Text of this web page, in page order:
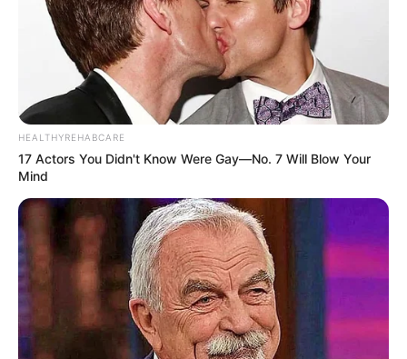
HEALTHYREHABCARE
17 Actors You Didn't Know Were Gay—No. 7 Will Blow Your
Mind